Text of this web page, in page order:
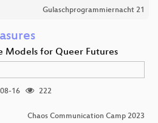
Gulaschprogrammiernacht 21
Models for Queer Futures
16
222
Chaos Communication Camp 2023